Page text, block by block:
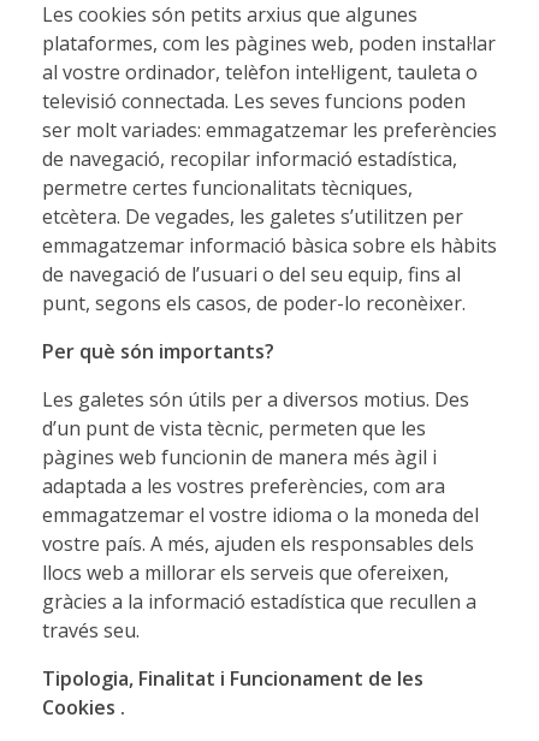
Les cookies són petits arxius que algunes
plataformes, com les pàgines web, poden instal·lar
al vostre ordinador, telèfon intel·ligent, tauleta o
televisió connectada. Les seves funcions poden
ser molt variades: emmagatzemar les preferències
de navegació, recopilar informació estadística,
permetre certes funcionalitats tècniques,
etcètera. De vegades, les galetes s’utilitzen per
emmagatzemar informació bàsica sobre els hàbits
de navegació de l’usuari o del seu equip, fins al
punt, segons els casos, de poder-lo reconèixer.
Per què són importants?
Les galetes són útils per a diversos motius. Des
d’un punt de vista tècnic, permeten que les
pàgines web funcionin de manera més àgil i
adaptada a les vostres preferències, com ara
emmagatzemar el vostre idioma o la moneda del
vostre país. A més, ajuden els responsables dels
llocs web a millorar els serveis que ofereixen,
gràcies a la informació estadística que recullen a
través seu.
Tipologia, Finalitat i Funcionament de les
Cookies .